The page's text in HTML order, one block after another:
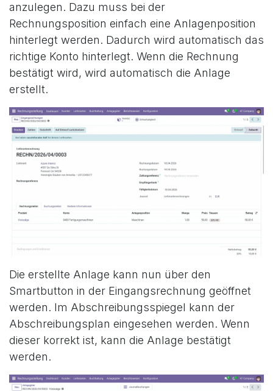
anzulegen. Dazu muss bei der
Rechnungsposition einfach eine Anlagenposition
hinterlegt werden. Dadurch wird automatisch das
richtige Konto hinterlegt. Wenn die Rechnung
bestätigt wird, wird automatisch die Anlage
erstellt.
Die erstellte Anlage kann nun über den
Smartbutton in der Eingangsrechnung geöffnet
werden. Im Abschreibungsspiegel kann der
Abschreibungsplan eingesehen werden. Wenn
dieser korrekt ist, kann die Anlage bestätigt
werden.